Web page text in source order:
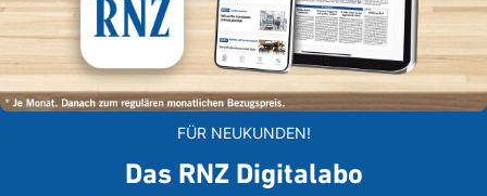
FÜR NEUKUNDEN!
Das RNZ Digitalabo